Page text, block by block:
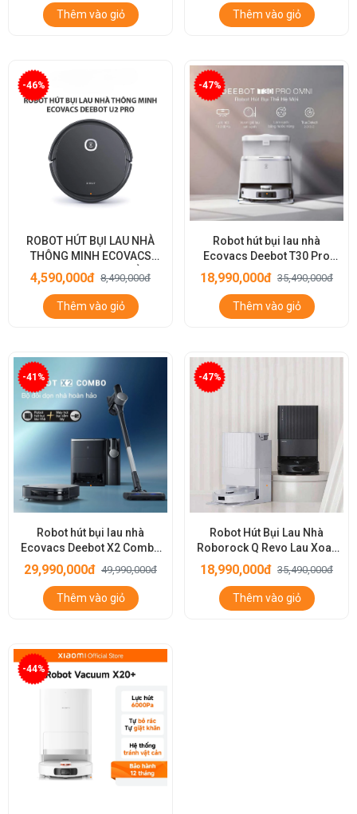
Thêm vào giỏ Thêm vào giỏ
-46%
ROBOT HÚT BỤI LAU NHÀ
THÔNG MINH ECOVACS
DEEBOT U2 PRO – BẢN
QUỐC TẾ
4,590,000đ 8,490,000đ
Thêm vào giỏ
-47%
Robot hút bụi lau nhà
Ecovacs Deebot T30 Pro
Omni – Bản Quốc Tế
18,990,000đ 35,490,000đ
Thêm vào giỏ
-41%
Robot hút bụi lau nhà
Ecovacs Deebot X2 Combo
– Bản Quốc Tế
29,990,000đ 49,990,000đ
Thêm vào giỏ
-47%
Robot Hút Bụi Lau Nhà
Roborock Q Revo Lau Xoay
360 – Bản Quốc Tế
18,990,000đ 35,490,000đ
Thêm vào giỏ
-44%